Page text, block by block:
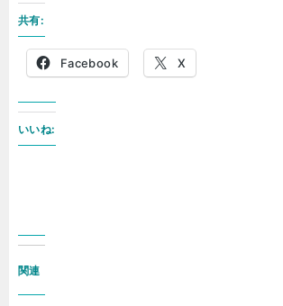
共有:
Facebook X
いいね:
関連